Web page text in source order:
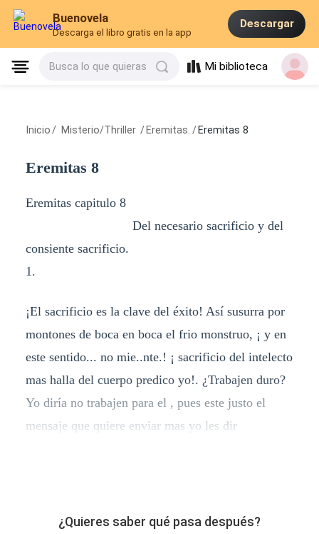
Buenovela
Descarga el libro gratis en la app
Descargar
Busca lo que quieras Mi biblioteca
Inicio / Misterio/Thriller / Eremitas. / Eremitas 8
Eremitas 8
Eremitas capitulo 8
Del necesario sacrificio y del
consiente sacrificio.
1.
¡El sacrificio es la clave del éxito! Así susurra por
montones de boca en boca el frio monstruo, ¡ y en
este sentido... no mie..nte.! ¡ sacrificio del intelecto
mas halla del cuerpo predico yo!. ¿Trabajen duro?
Yo diría no trabajen para el , pues este justo el
mensaje que quiere enviar mas yo les dir
¿Quieres saber qué pasa después?